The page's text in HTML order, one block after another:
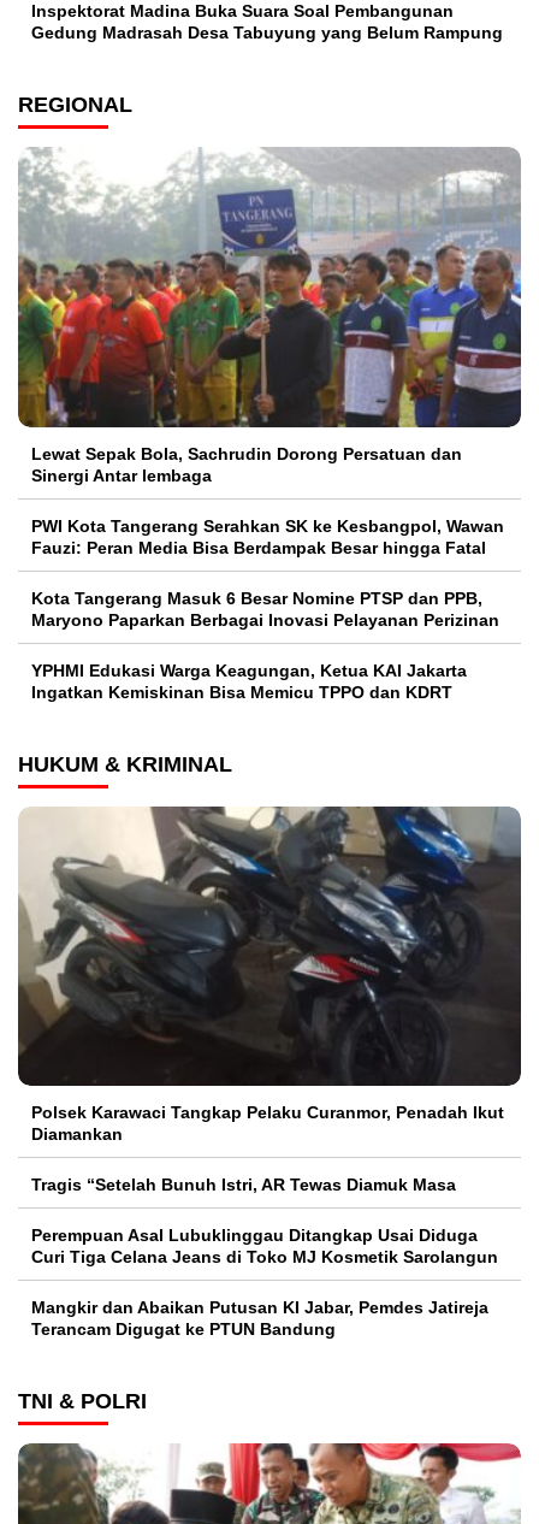
Inspektorat Madina Buka Suara Soal Pembangunan
Gedung Madrasah Desa Tabuyung yang Belum Rampung
REGIONAL
Lewat Sepak Bola, Sachrudin Dorong Persatuan dan
Sinergi Antar lembaga
PWI Kota Tangerang Serahkan SK ke Kesbangpol, Wawan
Fauzi: Peran Media Bisa Berdampak Besar hingga Fatal
Kota Tangerang Masuk 6 Besar Nomine PTSP dan PPB,
Maryono Paparkan Berbagai Inovasi Pelayanan Perizinan
YPHMI Edukasi Warga Keagungan, Ketua KAI Jakarta
Ingatkan Kemiskinan Bisa Memicu TPPO dan KDRT
HUKUM & KRIMINAL
Polsek Karawaci Tangkap Pelaku Curanmor, Penadah Ikut
Diamankan
Tragis “Setelah Bunuh Istri, AR Tewas Diamuk Masa
Perempuan Asal Lubuklinggau Ditangkap Usai Diduga
Curi Tiga Celana Jeans di Toko MJ Kosmetik Sarolangun
Mangkir dan Abaikan Putusan KI Jabar, Pemdes Jatireja
Terancam Digugat ke PTUN Bandung
TNI & POLRI